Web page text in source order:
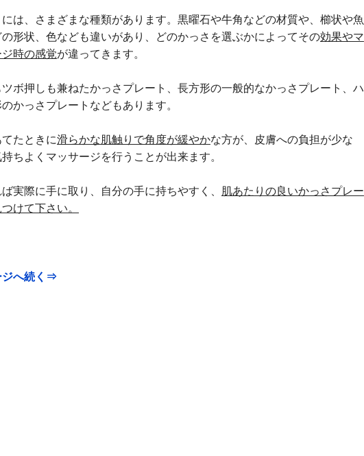
は、さまざまな種類があります。黒曜石や牛角などの材質や、櫛状や魚
形状、色なども違いがあり、どのかっさを選ぶかによってその効果やマ
ジ時の感覚が違ってきます。
ボ押しも兼ねたかっさプレート、長方形の一般的なかっさプレート、ハ
かっさプレートなどもあります。
てたときに滑らかな肌触りで角度が緩やかな方が、皮膚への負担が少な
持ちよくマッサージを行うことが出来ます。
実際に手に取り、自分の手に持ちやすく、
肌あたりの良いかっさプレー
つけて下さい。
ジへ続く⇒